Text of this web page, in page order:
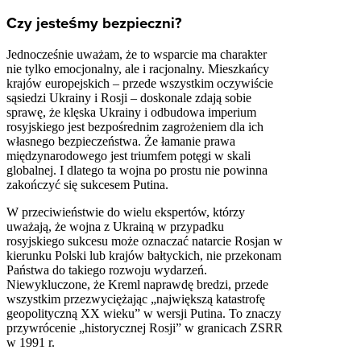
Czy jesteśmy bezpieczni?
Jednocześnie uważam, że to wsparcie ma charakter
nie tylko emocjonalny, ale i racjonalny. Mieszkańcy
krajów europejskich – przede wszystkim oczywiście
sąsiedzi Ukrainy i Rosji – doskonale zdają sobie
sprawę, że klęska Ukrainy i odbudowa imperium
rosyjskiego jest bezpośrednim zagrożeniem dla ich
własnego bezpieczeństwa. Że łamanie prawa
międzynarodowego jest triumfem potęgi w skali
globalnej. I dlatego ta wojna po prostu nie powinna
zakończyć się sukcesem Putina.
W przeciwieństwie do wielu ekspertów, którzy
uważają, że wojna z Ukrainą w przypadku
rosyjskiego sukcesu może oznaczać natarcie Rosjan w
kierunku Polski lub krajów bałtyckich, nie przekonam
Państwa do takiego rozwoju wydarzeń.
Niewykluczone, że Kreml naprawdę bredzi, przede
wszystkim przezwyciężając „największą katastrofę
geopolityczną XX wieku” w wersji Putina. To znaczy
przywrócenie „historycznej Rosji” w granicach ZSRR
w 1991 r.